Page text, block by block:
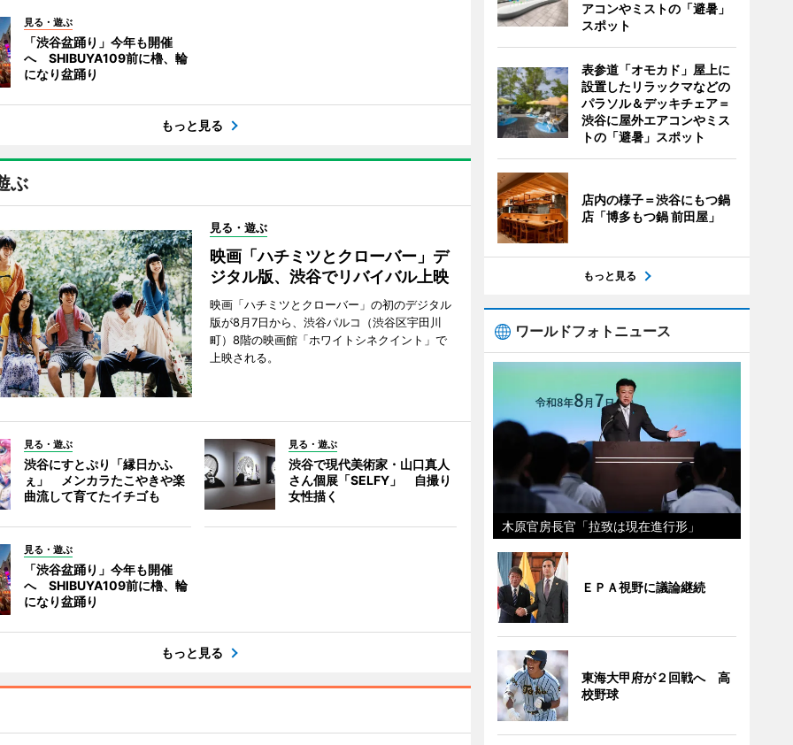
見る・遊ぶ
「渋谷盆踊り」今年も開催
へ SHIBUYA109前に櫓、輪
になり盆踊り
もっと見る
ぶ
見る・遊ぶ
映画「ハチミツとクローバー」デ
ジタル版、渋谷でリバイバル上映
映画「ハチミツとクローバー」の初のデジタル
版が8月7日から、渋谷パルコ（渋谷区宇田川
町）8階の映画館「ホワイトシネクイント」で
上映される。
見る・遊ぶ
渋谷にすとぷり「縁日かふ
ぇ」 メンカラたこやきや楽
曲流して育てたイチゴも
見る・遊ぶ
渋谷で現代美術家・山口真人
さん個展「SELFY」 自撮り
女性描く
見る・遊ぶ
「渋谷盆踊り」今年も開催
へ SHIBUYA109前に櫓、輪
になり盆踊り
もっと見る
アコンやミストの「避暑」
スポット
表参道「オモカド」屋上に
設置したリラックマなどの
パラソル＆デッキチェア＝
渋谷に屋外エアコンやミス
トの「避暑」スポット
店内の様子＝渋谷にもつ鍋
店「博多もつ鍋 前田屋」
もっと見る
ワールドフォトニュース
木原官房長官「拉致は現在進行形」
ＥＰＡ視野に議論継続
東海大甲府が２回戦へ 高
校野球